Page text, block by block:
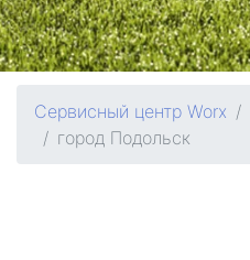
Сервисный центр Worx
город Подольск